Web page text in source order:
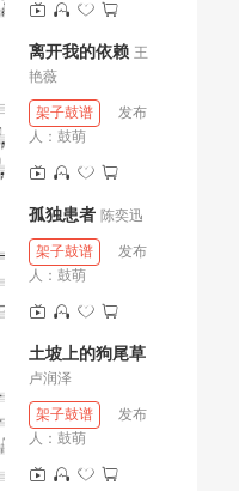
离开我的依赖 王
艳薇
架子鼓谱
发布
人： 鼓萌
孤独患者 陈奕迅
架子鼓谱
发布
人： 鼓萌
土坡上的狗尾草
卢润泽
架子鼓谱
发布
人： 鼓萌